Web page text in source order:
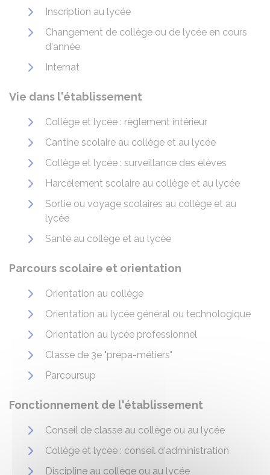
Inscription au lycée
Changement de collège ou de lycée en cours
d'année
Internat
Vie dans l'établissement
Collège et lycée : règlement intérieur
Cantine scolaire au collège et au lycée
Collège et lycée : surveillance des élèves
Harcèlement scolaire au collège et au lycée
Sortie ou voyage scolaires au collège et au
lycée
Santé au collège et au lycée
Parcours scolaire et orientation
Orientation au collège
Orientation au lycée général ou technologique
Orientation au lycée professionnel
Classe de 3e "prépa-métiers"
Parcoursup
Fonctionnement de l'établissement
Conseil de classe au collège ou au lycée
Collège et lycée : conseil d'administration
Discipline au collège ou au lycée